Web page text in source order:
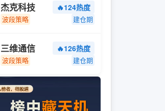
杰克科技 🔥124热度
波段策略 建仓期
三维通信 🔥126热度
波段策略 建仓期